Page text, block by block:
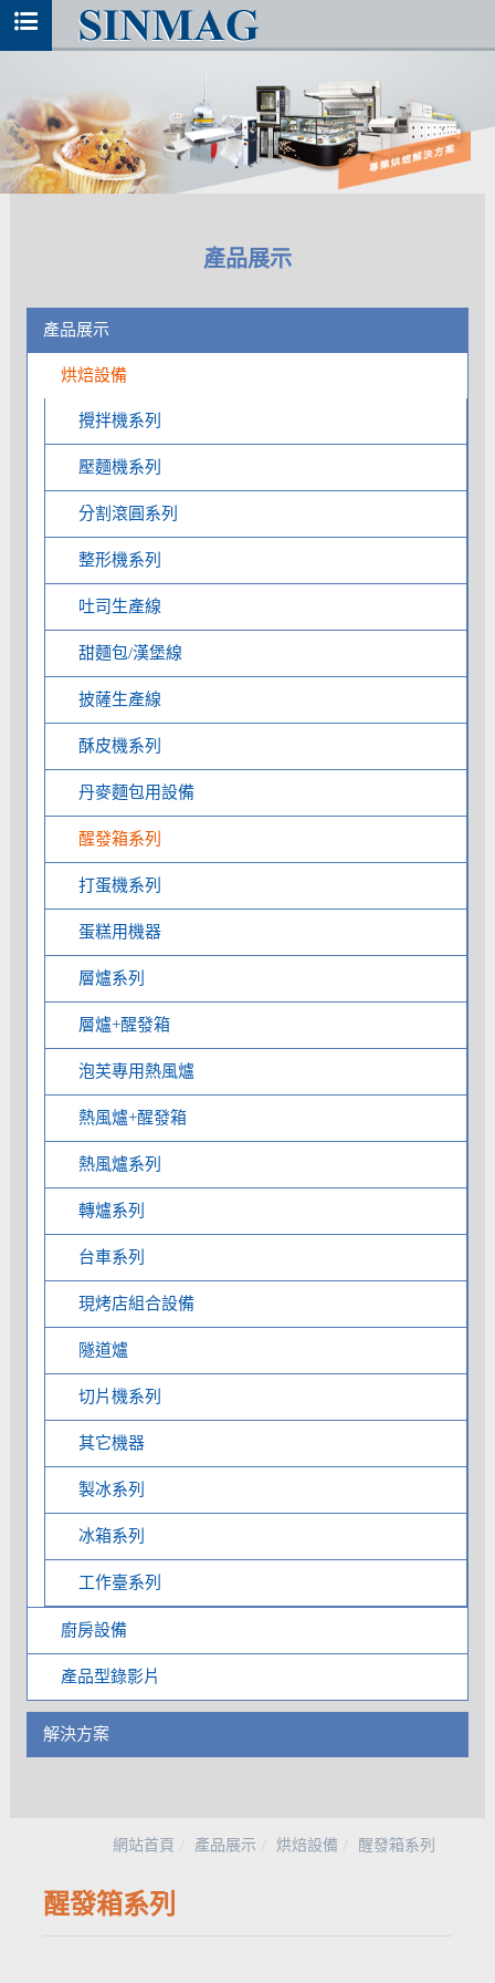
產品展示
產品展示
烘焙設備
攪拌機系列
壓麵機系列
分割滾圓系列
整形機系列
吐司生產線
甜麵包/漢堡線
披薩生產線
酥皮機系列
丹麥麵包用設備
醒發箱系列
打蛋機系列
蛋糕用機器
層爐系列
層爐+醒發箱
泡芙專用熱風爐
熱風爐+醒發箱
熱風爐系列
轉爐系列
台車系列
現烤店組合設備
隧道爐
切片機系列
其它機器
製冰系列
冰箱系列
工作臺系列
廚房設備
產品型錄影片
解決方案
網站首頁 產品展示 烘焙設備 醒發箱系列
醒發箱系列